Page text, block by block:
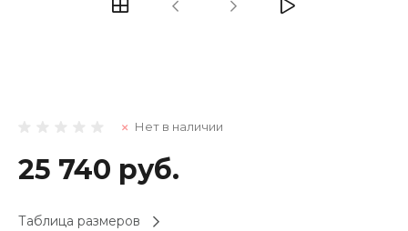
Нет в наличии
25 740 руб.
Таблица размеров